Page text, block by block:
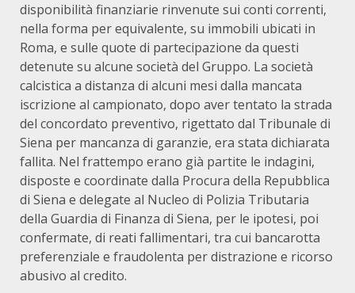
disponibilità finanziarie rinvenute sui conti correnti,
nella forma per equivalente, su immobili ubicati in
Roma, e sulle quote di partecipazione da questi
detenute su alcune società del Gruppo. La società
calcistica a distanza di alcuni mesi dalla mancata
iscrizione al campionato, dopo aver tentato la strada
del concordato preventivo, rigettato dal Tribunale di
Siena per mancanza di garanzie, era stata dichiarata
fallita. Nel frattempo erano già partite le indagini,
disposte e coordinate dalla Procura della Repubblica
di Siena e delegate al Nucleo di Polizia Tributaria
della Guardia di Finanza di Siena, per le ipotesi, poi
confermate, di reati fallimentari, tra cui bancarotta
preferenziale e fraudolenta per distrazione e ricorso
abusivo al credito.